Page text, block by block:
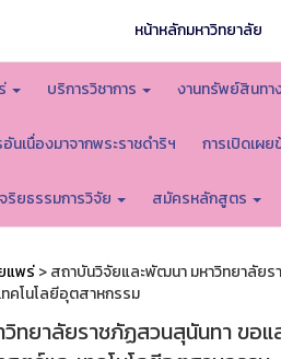
หน้าหลักมหาวิทยาลัย
บริการวิชาการ งานทรัพย์สินท
นเนื่องมาจากพระราชดำริฯ การเปิดเผ
ริยธรรมการวิจัย สมัครหลักสูตร
แพร่> สถาบันวิจัยและพัฒนา มหาวิทยาลัย
คโนโลยีอุตสาหกรรม
ทยาลัยราชภัฏสวนสุนันทา ขอ